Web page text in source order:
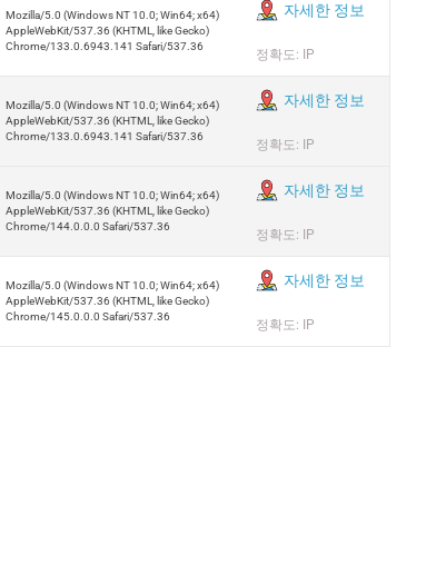
Mozilla/5.0 (Windows NT 10.0; Win64; x64)
AppleWebKit/537.36 (KHTML, like Gecko)
Chrome/133.0.6943.141 Safari/537.36
자세한 정보
정확도: IP
Mozilla/5.0 (Windows NT 10.0; Win64; x64)
AppleWebKit/537.36 (KHTML, like Gecko)
Chrome/133.0.6943.141 Safari/537.36
자세한 정보
정확도: IP
Mozilla/5.0 (Windows NT 10.0; Win64; x64)
AppleWebKit/537.36 (KHTML, like Gecko)
Chrome/144.0.0.0 Safari/537.36
자세한 정보
정확도: IP
Mozilla/5.0 (Windows NT 10.0; Win64; x64)
AppleWebKit/537.36 (KHTML, like Gecko)
Chrome/145.0.0.0 Safari/537.36
자세한 정보
정확도: IP